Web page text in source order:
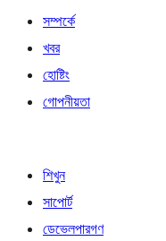
সম্পর্কে
খবর
হোষ্টিং
গোপনীয়তা
শিখুন
সাপোর্ট
ডেভেলপারগণ